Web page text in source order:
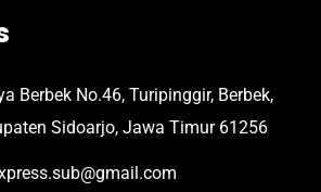
Berbek No.46, Turipinggir, Berbek,
Sidoarjo, Jawa Timur 61256